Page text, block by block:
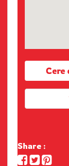
Cere
Share :